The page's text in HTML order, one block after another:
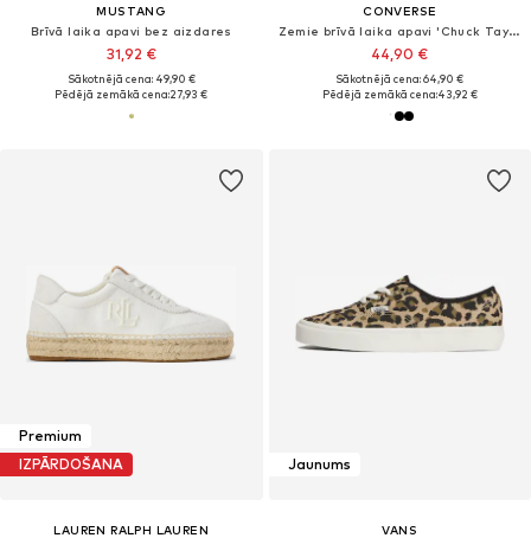
MUSTANG
Brīvā laika apavi bez aizdares
31,92 €
Sākotnējā cena: 49,90 €
Pēdējā zemākā cena:27,93 €
CONVERSE
Zemie brīvā laika apavi 'Chuck Taylor All Star'
44,90 €
Sākotnējā cena: 64,90 €
Pēdējā zemākā cena:43,92 €
Premium
IZPĀRDOŠANA
LAUREN RALPH LAUREN
Jaunums
VANS